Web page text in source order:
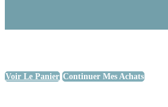
Voir Le Panier Continuer Mes Achats